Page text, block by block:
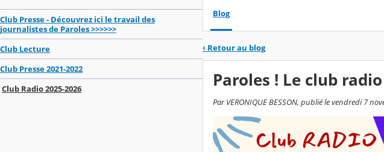
Club Presse - Découvrez ici le travail des
journalistes de Paroles >>>>>>
Club Lecture
Club Presse 2021-2022
Club Radio 2025-2026
Blog
‹ Retour au blog
Paroles ! Le club
Par VERONIQUE BESSON, publié le vendredi 7